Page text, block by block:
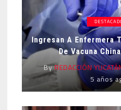
Ingresan A Enfermera
De Vacuna
ByREDACCIÓN
5 años